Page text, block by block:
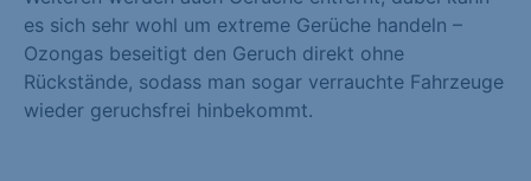
es sich sehr wohl um extreme Gerüche handeln –
Ozongas beseitigt den Geruch direkt ohne
Rückstände, sodass man sogar verrauchte Fahrzeuge
wieder geruchsfrei hinbekommt.
werden standardmäßig blockiert. Wenn Cookies von externen
Medien akzeptiert werden, bedarf der Zugriff auf diese Inhalte
keiner manuellen Einwilligung mehr.
Cookie-Informationen anzeigen